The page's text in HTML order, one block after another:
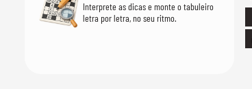
Interprete as dicas e monte o tabuleiro
letra por letra, no seu ritmo.